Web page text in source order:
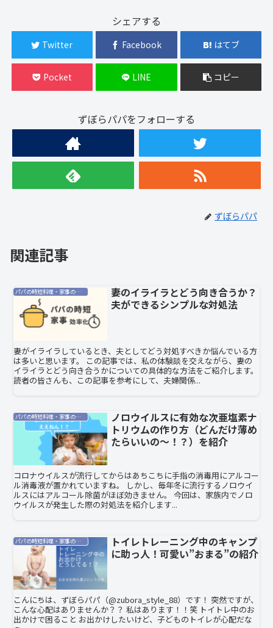
シェアする
Twitter Facebook はてブ
Pocket LINE コピー
ずぼらパパをフォローする
ずぼらパパ
関連記事
パパの時短料理・家事の効率化
妻のイライラとどう向き合うか？
夫ができるシンプルな対処法
妻がイライラしているとき、夫としてどう対処すべきか悩んでいる方
は多いと思います。 この記事では、私の体験談を交えながら、妻の
イライラとどう向き合うかについての具体的な方法をご紹介します。
読者の皆さんも、この記事を参考にして、夫婦関係...
パパの時短料理・家事の効率化
ノロウイルスに有効な次亜塩素ナ
トリウムの作り方（どんだけ薄め
たらいいの〜！？）を紹介
コロナウイルスが流行してからはあちこちに手指の消毒用にアルコー
ル消毒液が置かれていますね。 しかし、毎年冬に流行するノロウイ
ルスにはアルコール除菌がほぼ効きません。 今回は、家族内でノロ
ウイルスが発生した際の対処法を紹介します...
パパの時短料理・家事の効率化
トイレトレーニング中のキャンプ
に助っ人！可愛い”おまる”の紹介
こんにちは、ずぼらパパ（@zubora_style_88）です！ 突然ですが、
こんな心配はありませんか？？ 私はあります！！笑 トイトレ中のお
出かけで困ること お出かけしたいけど、子どものトイレが心配だな